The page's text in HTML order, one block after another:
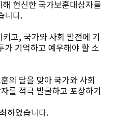
헌신한 국가보훈대상자들
니다.
고, 국가와 사회 발전에 기
가 기억하고 예우해야 할 소
의 달을 맞아 국가와 사회
를 적극 발굴하고 포상하기
하였습니다.